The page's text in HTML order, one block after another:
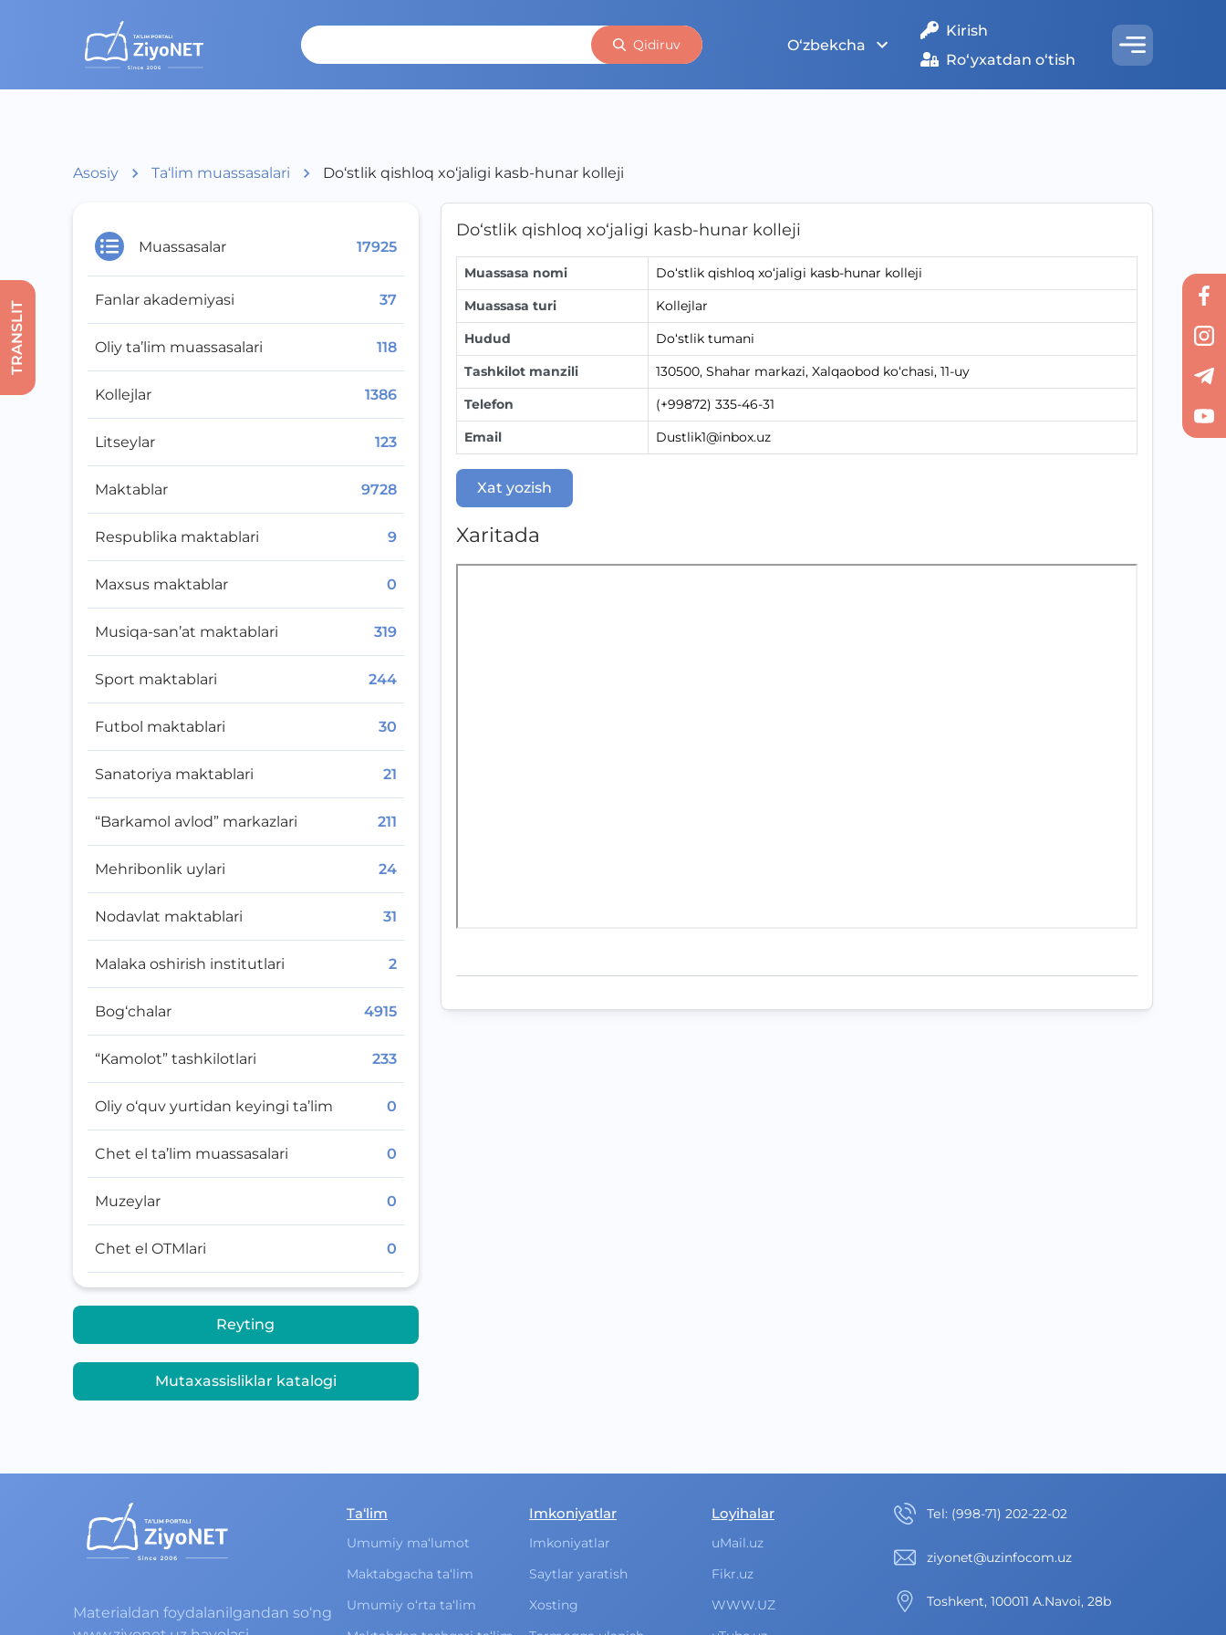
Qidiruv O‘zbekcha
Kirish
Ro‘yxatdan o‘tish
Asosiy Ta‘lim muassasalari Do‘stlik qishloq xo‘jaligi kasb-hunar kolleji
Muassasalar 17925
Fanlar akademiyasi 37
Oliy ta’lim muassasalari 118
Kollejlar 1386
Litseylar 123
Maktablar 9728
Respublika maktablari 9
Maxsus maktablar 0
Musiqa-san’at maktablari 319
Sport maktablari 244
Futbol maktablari 30
Sanatoriya maktablari 21
“Barkamol avlod” markazlari 211
Mehribonlik uylari 24
Nodavlat maktablari 31
Malaka oshirish institutlari 2
Bog‘chalar 4915
“Kamolot” tashkilotlari 233
Oliy o‘quv yurtidan keyingi ta’lim 0
Chet el ta’lim muassasalari 0
Muzeylar 0
Chet el OTMlari 0
Reyting
Mutaxassisliklar katalogi
Do‘stlik qishloq xo‘jaligi kasb-hunar kolleji
Muassasa nomi
Do‘stlik qishloq xo‘jaligi kasb-hunar kolleji
Muassasa turi
Kollejlar
Hudud
Do‘stlik tumani
Tashkilot manzili
130500, Shahar markazi, Xalqaobod ko‘chasi, 11-uy
Telefon
(+99872) 335-46-31
Email
Dustlik1@inbox.uz
Xat yozish
Xaritada
TRANSLIT
Materialdan foydalanilgandan so‘ng
Ta‘lim
Umumiy ma‘lumot
Maktabgacha ta‘lim
Umumiy o‘rta ta‘lim
Imkoniyatlar
Imkoniyatlar
Saytlar yaratish
Xosting
Loyihalar
uMail.uz
Fikr.uz
WWW.UZ
Теl: (998-71) 202-22-02
ziyonet@uzinfocom.uz
Toshkent, 100011 A.Navoi, 28b